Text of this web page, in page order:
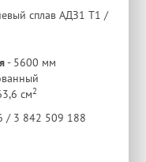
сплав АДЗ1 Т1 /
- 5600 мм
см2
/ 3 842 509 188